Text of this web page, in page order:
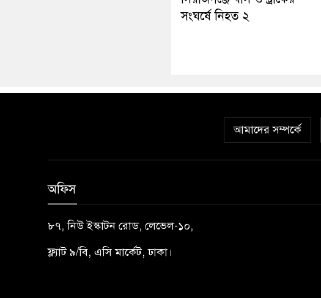
সংঘর্ষে নিহত ২
আমাদের সম্পর্কে
অফিস
৮৭, নিউ ইস্কাটন রোড, লেভেল-১০,
ফ্ল্যাট ৯/বি, এসি মার্কেট, ঢাকা।